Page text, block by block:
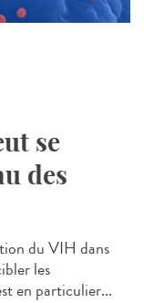
se
des
du VIH dans
les
en particulier...